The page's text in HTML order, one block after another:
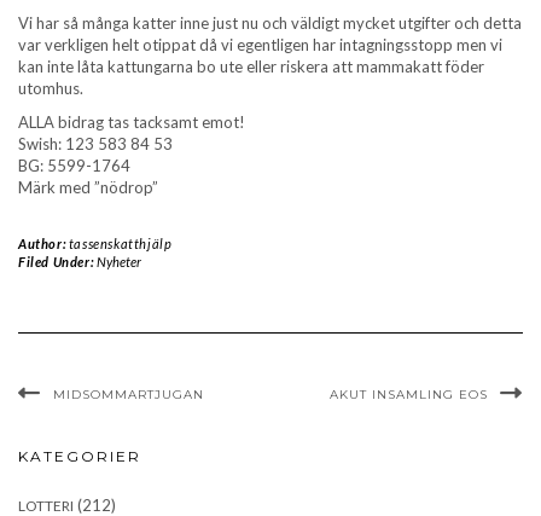
Vi har så många katter inne just nu och väldigt mycket utgifter och detta
var verkligen helt otippat då vi egentligen har intagningsstopp men vi
kan inte låta kattungarna bo ute eller riskera att mammakatt föder
utomhus.
ALLA bidrag tas tacksamt emot!
Swish: 123 583 84 53
BG: 5599-1764
Märk med ”nödrop”
Author:tassenskatthjälp
Filed Under:Nyheter
MIDSOMMARTJUGAN AKUT INSAMLING EOS
KATEGORIER
LOTTERI (212)